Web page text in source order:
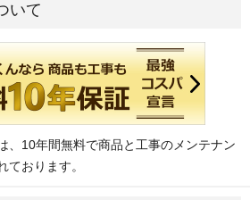
いて
、10年間無料で商品と工事のメンテナン
ております。